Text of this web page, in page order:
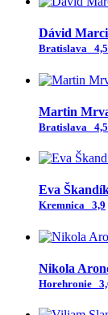
Dávid
Bratislava 4,5
Martin
Bratislava 4,5
Eva
Kremnica 3,9
Nikola
Horehronie